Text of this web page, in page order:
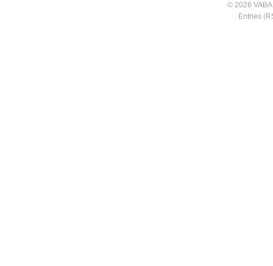
© 2026
Entries